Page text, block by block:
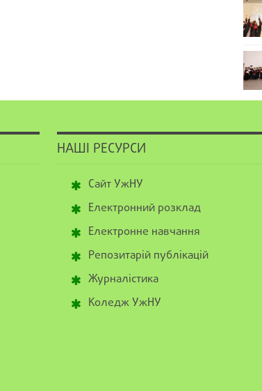
НАШІ РЕСУРСИ
Сайт УжНУ
Електронний розклад
Електронне навчання
Репозитарій публікацій
Журналістика
Коледж УжНУ